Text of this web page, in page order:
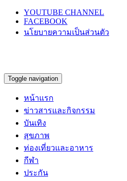
YOUTUBE CHANNEL
FACEBOOK
นโยบายความเป็นส่วนตัว
Toggle navigation
หน้าแรก
ข่าวสารและกิจกรรม
บันเทิง
สุขภาพ
ท่องเที่ยวและอาหาร
กีฬา
ประกัน